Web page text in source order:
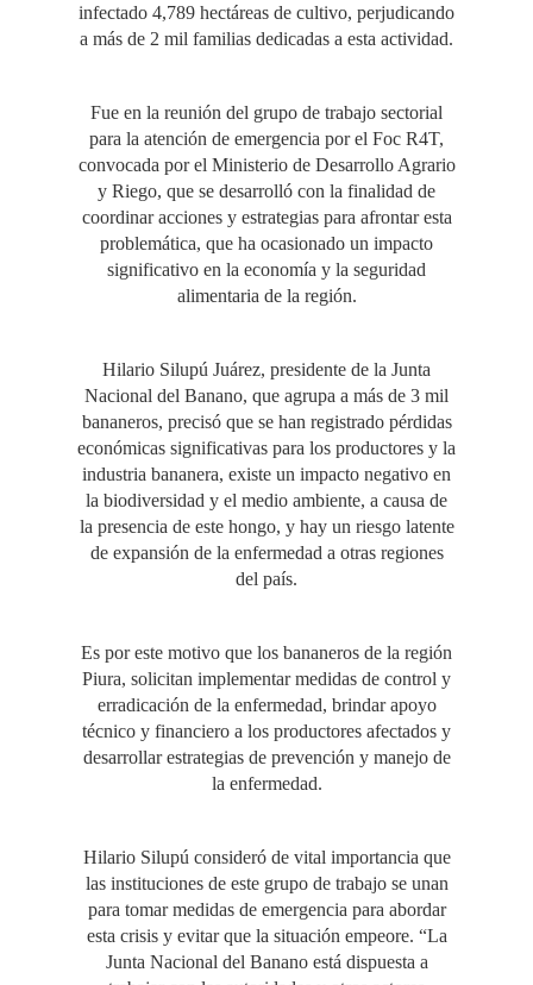
infectado 4,789 hectáreas de cultivo, perjudicando
a más de 2 mil familias dedicadas a esta actividad.
Fue en la reunión del grupo de trabajo sectorial
para la atención de emergencia por el Foc R4T,
convocada por el Ministerio de Desarrollo Agrario
y Riego, que se desarrolló con la finalidad de
coordinar acciones y estrategias para afrontar esta
problemática, que ha ocasionado un impacto
significativo en la economía y la seguridad
alimentaria de la región.
Hilario Silupú Juárez, presidente de la Junta
Nacional del Banano, que agrupa a más de 3 mil
bananeros, precisó que se han registrado pérdidas
económicas significativas para los productores y la
industria bananera, existe un impacto negativo en
la biodiversidad y el medio ambiente, a causa de
la presencia de este hongo, y hay un riesgo latente
de expansión de la enfermedad a otras regiones
del país.
Es por este motivo que los bananeros de la región
Piura, solicitan implementar medidas de control y
erradicación de la enfermedad, brindar apoyo
técnico y financiero a los productores afectados y
desarrollar estrategias de prevención y manejo de
la enfermedad.
Hilario Silupú consideró de vital importancia que
las instituciones de este grupo de trabajo se unan
para tomar medidas de emergencia para abordar
esta crisis y evitar que la situación empeore. “La
Junta Nacional del Banano está dispuesta a